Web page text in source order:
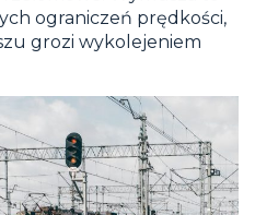
ograniczeń prędkości,
grozi wykolejeniem